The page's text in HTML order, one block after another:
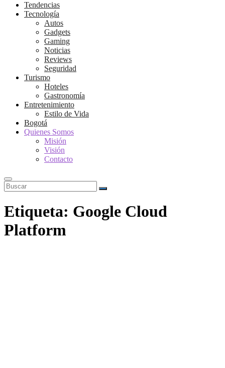
Tendencias
Tecnología
Autos
Gadgets
Gaming
Noticias
Reviews
Seguridad
Turismo
Hoteles
Gastronomía
Entretenimiento
Estilo de Vida
Bogotá
Quienes Somos
Misión
Visión
Contacto
Buscar
Etiqueta: Google Cloud
Platform